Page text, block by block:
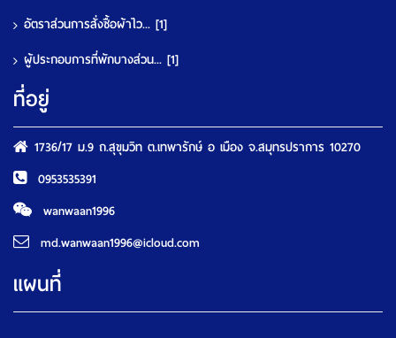
อัตราส่วนการสั่งซื้อผ้าไว... [1]
ผู้ประกอบการที่พักบางส่วน... [1]
ที่อยู่
1736/17 ม.9 ถ.สุขุมวิท ต.เทพารักษ์ อ เมือง จ.สมุทรปราการ 10270
0953535391
wanwaan1996
md.wanwaan1996@icloud.com
แผนที่